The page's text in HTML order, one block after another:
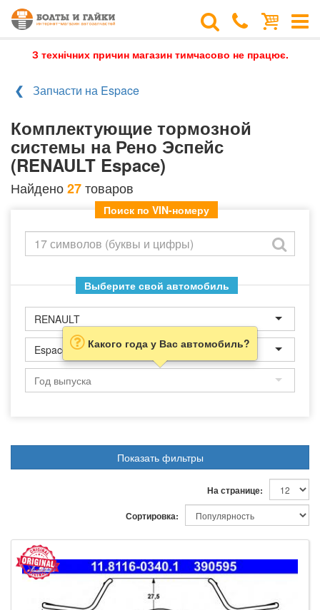
З технічних причин магазин тимчасово не працює.
Запчасти на Espace
Комплектующие тормозной
системы на Рено Эспейс
(RENAULT Espace)
Найдено27товаров
Поиск по VIN-номеру
Выберите свой автомобиль
RENAULT
Espace Какого года у Вас автомобиль?
Показать фильтры
На странице:
Сортировка: